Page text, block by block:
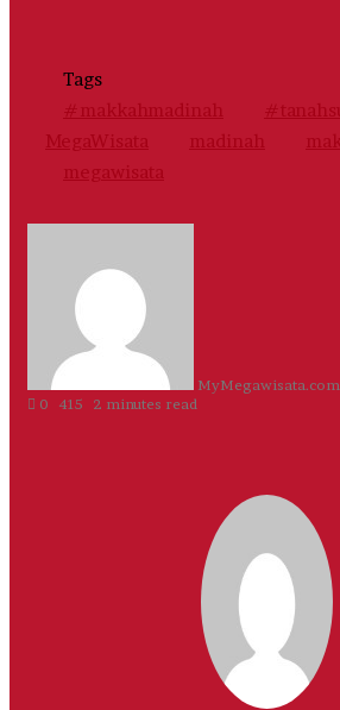
Tags
#makkahmadinah
MegaWisata
madinah
megawisata
MyMegawisata.com
0 415 2 minutes read